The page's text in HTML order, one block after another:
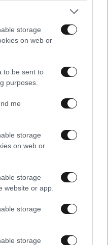
storage
on web or
to be sent to
purposes.
me
storage
on web or
storage
website or app.
storage
storage
στοGoogle News
τις ειδήσεις